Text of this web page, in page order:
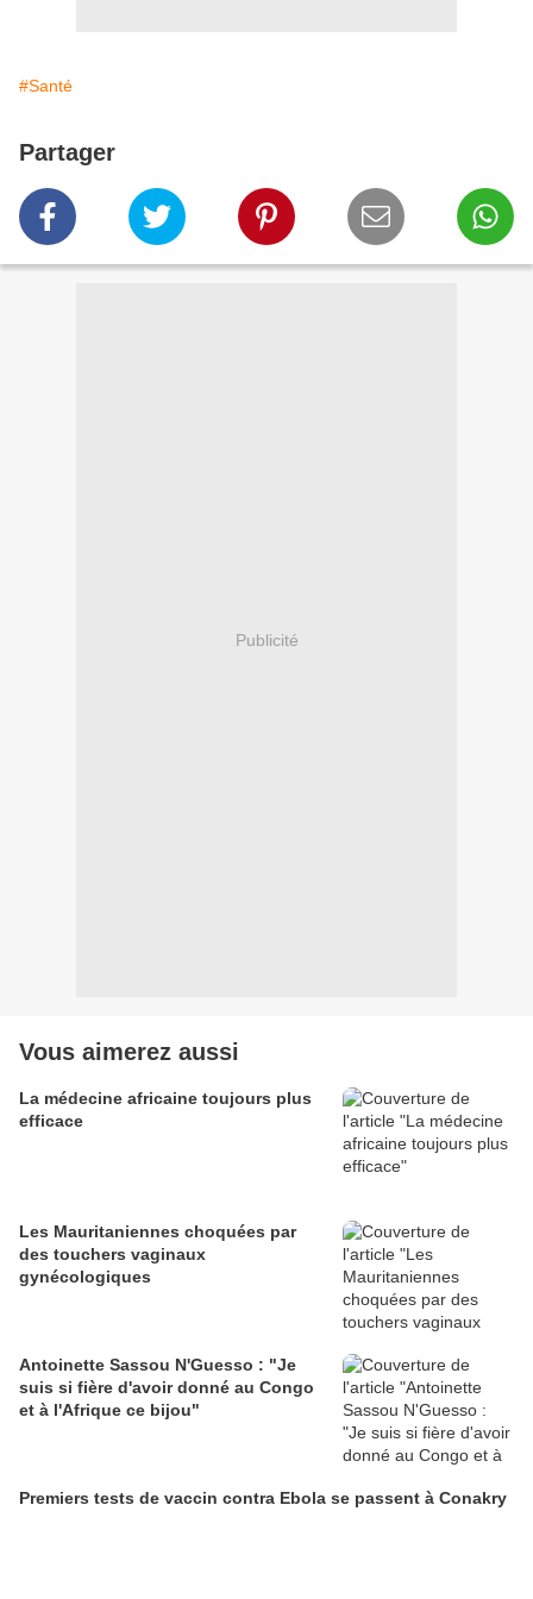
#Santé
Partager
Publicité
Vous aimerez aussi
La médecine africaine toujours plus
efficace
Les Mauritaniennes choquées par
des touchers vaginaux
gynécologiques
Antoinette Sassou N'Guesso : "Je
suis si fière d'avoir donné au Congo
et à l'Afrique ce bijou"
Premiers tests de vaccin contra Ebola se passent à Conakry